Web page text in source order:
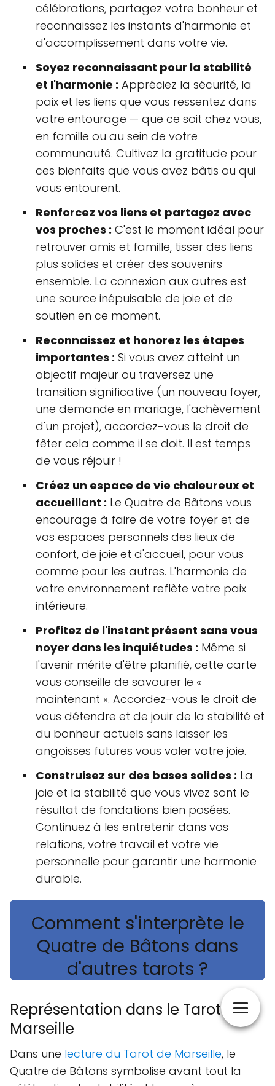
célébrations, partagez votre bonheur et
reconnaissez les instants d'harmonie et
d'accomplissement dans votre vie.
Soyez reconnaissant pour la stabilité
et l'harmonie : Appréciez la sécurité, la
paix et les liens que vous ressentez dans
votre entourage — que ce soit chez vous,
en famille ou au sein de votre
communauté. Cultivez la gratitude pour
ces bienfaits que vous avez bâtis ou qui
vous entourent.
Renforcez vos liens et partagez avec
vos proches : C'est le moment idéal pour
retrouver amis et famille, tisser des liens
plus solides et créer des souvenirs
ensemble. La connexion aux autres est
une source inépuisable de joie et de
soutien en ce moment.
Reconnaissez et honorez les étapes
importantes : Si vous avez atteint un
objectif majeur ou traversez une
transition significative (un nouveau foyer,
une demande en mariage, l'achèvement
d'un projet), accordez-vous le droit de
fêter cela comme il se doit. Il est temps
de vous réjouir !
Créez un espace de vie chaleureux et
accueillant : Le Quatre de Bâtons vous
encourage à faire de votre foyer et de
vos espaces personnels des lieux de
confort, de joie et d'accueil, pour vous
comme pour les autres. L'harmonie de
votre environnement reflète votre paix
intérieure.
Profitez de l'instant présent sans vous
noyer dans les inquiétudes : Même si
l'avenir mérite d'être planifié, cette carte
vous conseille de savourer le «
maintenant ». Accordez-vous le droit de
vous détendre et de jouir de la stabilité et
du bonheur actuels sans laisser les
angoisses futures vous voler votre joie.
Construisez sur des bases solides : La
joie et la stabilité que vous vivez sont le
résultat de fondations bien posées.
Continuez à les entretenir dans vos
relations, votre travail et votre vie
personnelle pour garantir une harmonie
durable.
Comment s'interprète le
Quatre de Bâtons dans
d'autres tarots ?
Représentation dans le Tarot de
Marseille
Dans une lecture du Tarot de Marseille, le
Quatre de Bâtons symbolise avant tout la